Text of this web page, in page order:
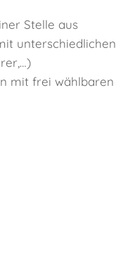
Stelle aus
unterschiedlichen
mit frei wählbaren